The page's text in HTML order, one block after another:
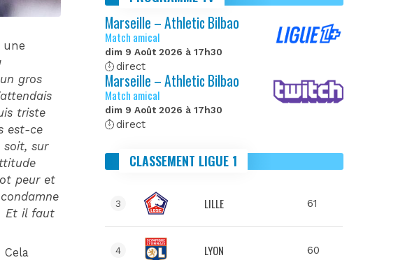
une
gros
triste
est-ce
soit, sur
peur et
Et il faut
Cela
Marseille – Athletic Bilbao
Match amical
dim 9 Août 2026 à 17h30
direct
Marseille – Athletic Bilbao
Match amical
dim 9 Août 2026 à 17h30
direct
CLASSEMENT LIGUE 1
3 LILLE 61
4 LYON 60